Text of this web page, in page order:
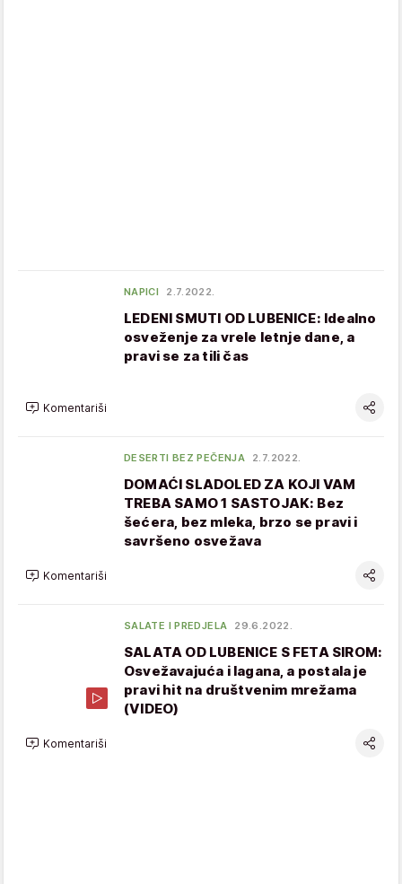
NAPICI 2.7.2022.
LEDENI SMUTI OD LUBENICE: Idealno
osveženje za vrele letnje dane, a
pravi se za tili čas
Komentariši
DESERTI BEZ PEČENJA 2.7.2022.
DOMAĆI SLADOLED ZA KOJI VAM
TREBA SAMO 1 SASTOJAK: Bez
šećera, bez mleka, brzo se pravi i
savršeno osvežava
Komentariši
SALATE I PREDJELA 29.6.2022.
SALATA OD LUBENICE S FETA SIROM:
Osvežavajuća i lagana, a postala je
pravi hit na društvenim mrežama
(VIDEO)
Komentariši